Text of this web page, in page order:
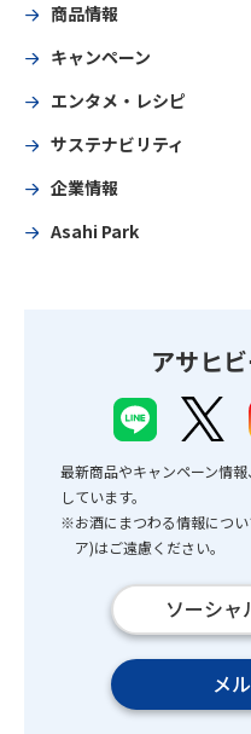
商品情報
キャンペーン
エンタメ・レシピ
サステナビリティ
企業情報
Asahi Park
アサヒ
最新商品やキャンペーン情
しています。
※お酒にまつわる情報につ
ア)はご遠慮ください。
ソーシャ
メ